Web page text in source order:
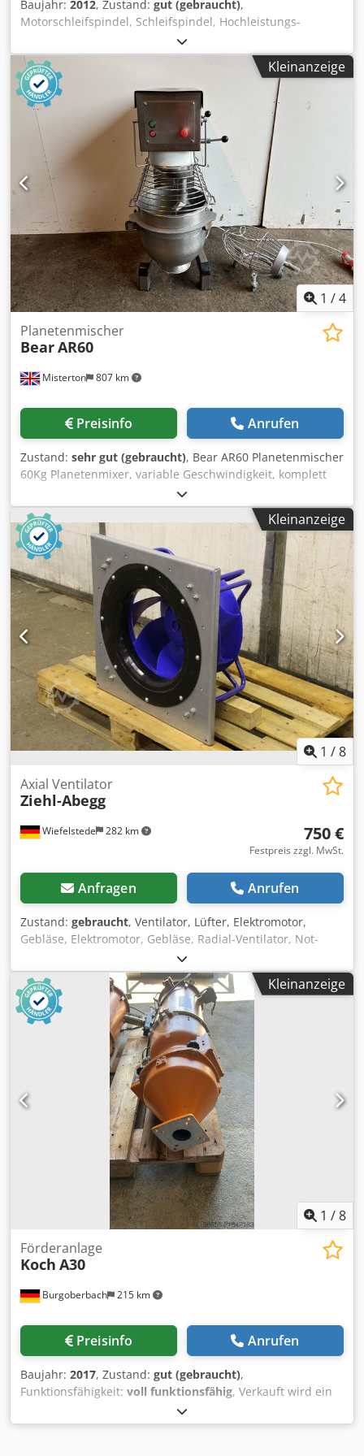
Baujahr: 2012, Zustand: gut (gebraucht),
Motorschleifspindel, Schleifspindel, Hochleistungs-
Schleifspindel -Hersteller: FS / JE,, Motorschleifspindel aus
CNC Bearbeitungszentrum Santenberg GTC S 2 -FS Heinz
Fiege: Type: HSP 190 182.532.01 -JE Jaeger- engineering:
Typ PS 200/6300min/1 GS-100-0009 -Spindel: JE typ
9SH1020A042000 -Maße: siehe Fotos -Anzahl: 2x Spindel
vorhanden (1x rechts, 1x links) -Preis: pro Stück -
Abmessungen: 820/610/H530 mm / 820/500/H520 mm
Codjkpwqmepfx Andorf -Gewicht: 185 kg / 180 kg
Kleinanzeige
1 /4
Misterton 807 km
Planetenmischer
BearAR60
Preisinfo Anrufen
Zustand: sehr gut (gebraucht), Bear AR60 Planetenmischer
60Kg Planetenmixer, variable Geschwindigkeit, komplett
mit einer Schüssel, Rühr- und Schneebesenaufsatz und
einem Schüsselwagen, 3Ph, Nummer 3 auf der Rückseite
des Mixers Crodpsix Ivvefx Andsf
Kleinanzeige
1 /8
Wiefelstede 282 km
Axial Ventilator
Ziehl-Abegg
750 €
Festpreis zzgl. MwSt.
Anfragen Anrufen
Zustand: gebraucht, Ventilator, Lüfter, Elektromotor,
Gebläse, Elektromotor, Gebläse, Radial-Ventilator, Not-
Entlüftungsventilator, Rauchgasventilator Crodjfdvp Hspfx
Andef -Drehzahl: 1770 U/min -Leistung: 3,10 kW -Lüfter
Durchmesser: 520 mm -Schutzart: IP54 -Abmessungen:
670/360/H670 mm -Gewicht: 41 kg
Kleinanzeige
1 /8
Burgoberbach 215 km
Förderanlage
Koch A30
Preisinfo Anrufen
Baujahr: 2017, Zustand: gut (gebraucht),
Funktionsfähigkeit: voll funktionsfähig, Verkauft wird ein
professionelles Vakuum-Fördergerät von KOCH Technik
(Typ A130). Das Gerät dient zur automatischen Förderung